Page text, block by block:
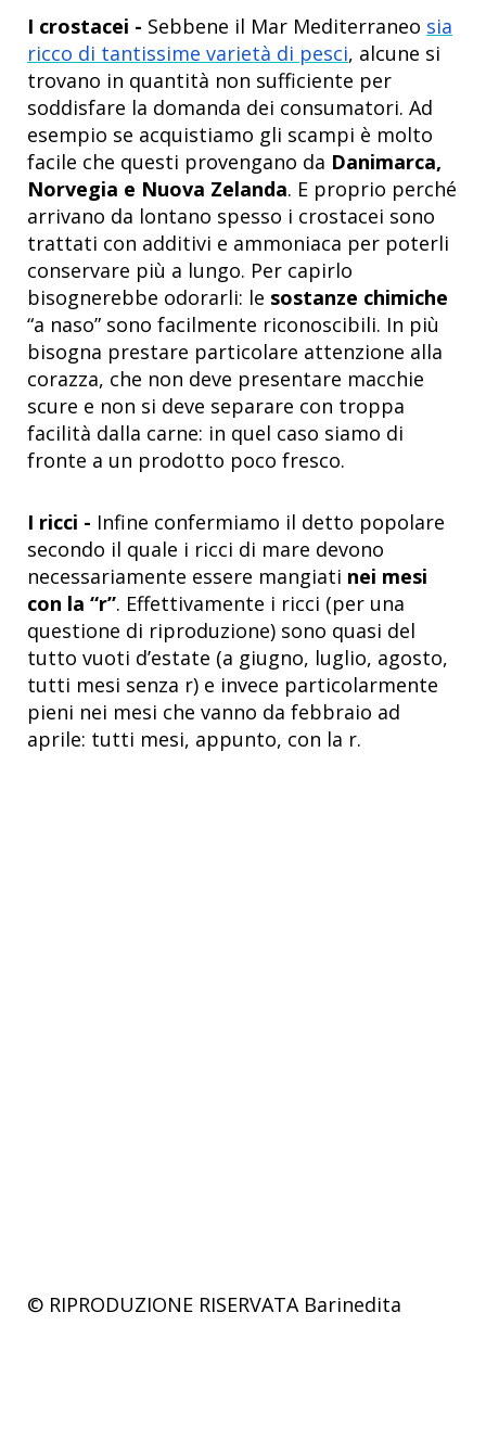
I crostacei - Sebbene il Mar Mediterraneo sia
ricco di tantissime varietà di pesci, alcune si
trovano in quantità non sufficiente per
soddisfare la domanda dei consumatori. Ad
esempio se acquistiamo gli scampi è molto
facile che questi provengano da Danimarca,
Norvegia e Nuova Zelanda. E proprio perché
arrivano da lontano spesso i crostacei sono
trattati con additivi e ammoniaca per poterli
conservare più a lungo. Per capirlo
bisognerebbe odorarli: le sostanze chimiche
“a naso” sono facilmente riconoscibili. In più
bisogna prestare particolare attenzione alla
corazza, che non deve presentare macchie
scure e non si deve separare con troppa
facilità dalla carne: in quel caso siamo di
fronte a un prodotto poco fresco.
I ricci - Infine confermiamo il detto popolare
secondo il quale i ricci di mare devono
necessariamente essere mangiati nei mesi
con la “r”. Effettivamente i ricci (per una
questione di riproduzione) sono quasi del
tutto vuoti d’estate (a giugno, luglio, agosto,
tutti mesi senza r) e invece particolarmente
pieni nei mesi che vanno da febbraio ad
aprile: tutti mesi, appunto, con la r.
© RIPRODUZIONE RISERVATA Barinedita